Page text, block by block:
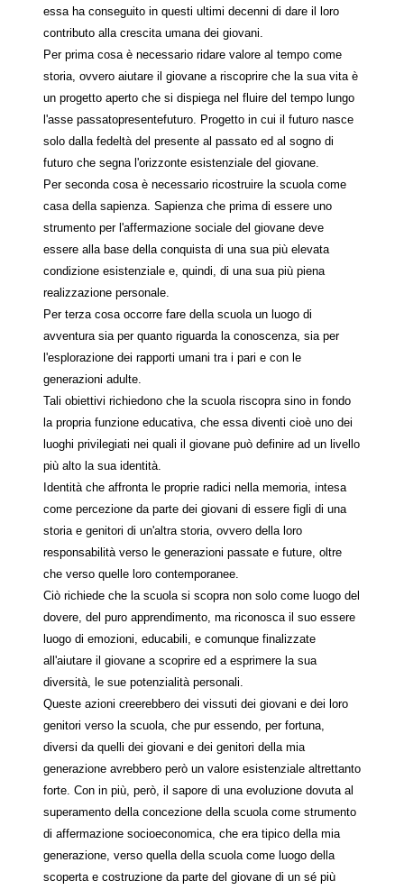
essa ha conseguito in questi ultimi decenni di dare il loro
contributo alla crescita umana dei giovani.
Per prima cosa è necessario ridare valore al tempo come
storia, ovvero aiutare il giovane a riscoprire che la sua vita è
un progetto aperto che si dispiega nel fluire del tempo lungo
l'asse passatopresentefuturo. Progetto in cui il futuro nasce
solo dalla fedeltà del presente al passato ed al sogno di
futuro che segna l'orizzonte esistenziale del giovane.
Per seconda cosa è necessario ricostruire la scuola come
casa della sapienza. Sapienza che prima di essere uno
strumento per l'affermazione sociale del giovane deve
essere alla base della conquista di una sua più elevata
condizione esistenziale e, quindi, di una sua più piena
realizzazione personale.
Per terza cosa occorre fare della scuola un luogo di
avventura sia per quanto riguarda la conoscenza, sia per
l'esplorazione dei rapporti umani tra i pari e con le
generazioni adulte.
Tali obiettivi richiedono che la scuola riscopra sino in fondo
la propria funzione educativa, che essa diventi cioè uno dei
luoghi privilegiati nei quali il giovane può definire ad un livello
più alto la sua identità.
Identità che affronta le proprie radici nella memoria, intesa
come percezione da parte dei giovani di essere figli di una
storia e genitori di un'altra storia, ovvero della loro
responsabilità verso le generazioni passate e future, oltre
che verso quelle loro contemporanee.
Ciò richiede che la scuola si scopra non solo come luogo del
dovere, del puro apprendimento, ma riconosca il suo essere
luogo di emozioni, educabili, e comunque finalizzate
all'aiutare il giovane a scoprire ed a esprimere la sua
diversità, le sue potenzialità personali.
Queste azioni creerebbero dei vissuti dei giovani e dei loro
genitori verso la scuola, che pur essendo, per fortuna,
diversi da quelli dei giovani e dei genitori della mia
generazione avrebbero però un valore esistenziale altrettanto
forte. Con in più, però, il sapore di una evoluzione dovuta al
superamento della concezione della scuola come strumento
di affermazione socioeconomica, che era tipico della mia
generazione, verso quella della scuola come luogo della
scoperta e costruzione da parte del giovane di un sé più